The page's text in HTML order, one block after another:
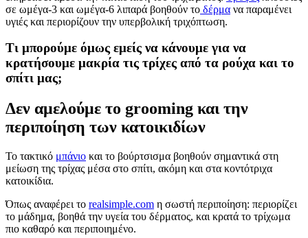
σε ωμέγα-3 και ωμέγα-6 λιπαρά βοηθούν το δέρμα να παραμένει
υγιές και περιορίζουν την υπερβολική τριχόπτωση.
Τι μπορούμε όμως εμείς να κάνουμε για να
κρατήσουμε μακρία τις τρίχες από τα ρούχα και το
σπίτι μας;
Δεν αμελούμε το grooming και την
περιποίηση των κατοικιδίων
Το τακτικό μπάνιο και το βούρτσισμα βοηθούν σημαντικά στη
μείωση της τρίχας μέσα στο σπίτι, ακόμη και στα κοντότριχα
κατοικίδια.
Όπως αναφέρει το realsimple.com η σωστή περιποίηση: περιορίζει
το μάδημα, βοηθά την υγεία του δέρματος, και κρατά το τρίχωμα
πιο καθαρό και περιποιημένο.